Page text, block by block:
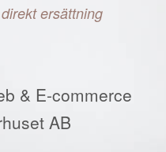
ersättning
& E-commerce
AB